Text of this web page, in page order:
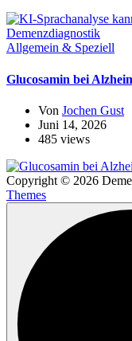
Allgemein & Speziell
Glucosamin bei
Von Jochen Gust
Juni 14, 2026
485 views
Copyright © 2026
Themes